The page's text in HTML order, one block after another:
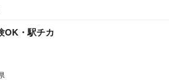
OK・駅チカ